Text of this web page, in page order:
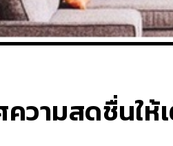
ความสดชื่นใ